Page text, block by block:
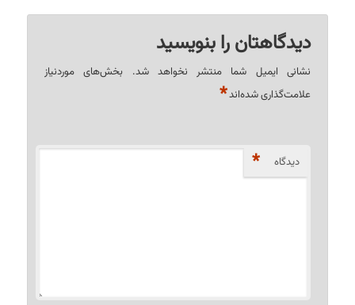
دیدگاهتان را بنویسید
نشانی ایمیل شما منتشر نخواهد شد.
بخش‌های موردنیاز
علامت‌گذاری شده‌اند*
دیدگاه *